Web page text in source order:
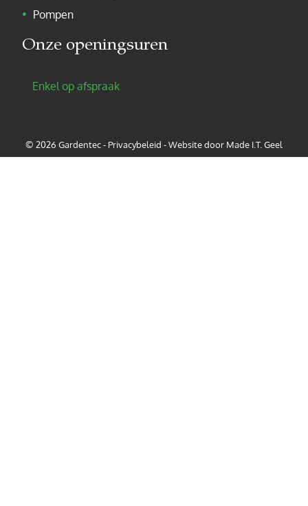
Pompen
Onze openingsuren
Enkel op afspraak
© 2026 Gardentec - Privacybeleid -Website door Made I.T. Geel